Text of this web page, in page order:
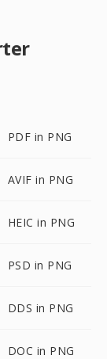
PDF in PNG
AVIF in PNG
HEIC in PNG
PSD in PNG
DDS in PNG
DOC in PNG